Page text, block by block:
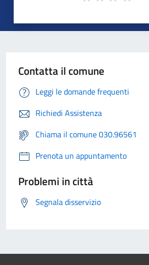
Contatta il comune
Leggi le domande frequenti
Richiedi Assistenza
Chiama il comune 030.96561
Prenota un appuntamento
Problemi in città
Segnala disservizio